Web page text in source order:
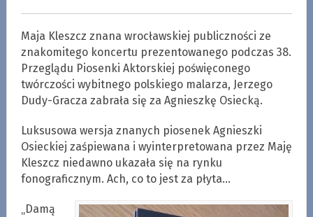
Maja Kleszcz znana wrocławskiej publiczności ze
znakomitego koncertu prezentowanego podczas 38.
Przeglądu Piosenki Aktorskiej poświęconego
twórczości wybitnego polskiego malarza, Jerzego
Dudy-Gracza zabrała się za Agnieszkę Osiecką.
Luksusowa wersja znanych piosenek Agnieszki
Osieckiej zaśpiewana i wyinterpretowana przez Maję
Kleszcz niedawno ukazała się na rynku
fonograficznym. Ach, co to jest za płyta…
„Damą